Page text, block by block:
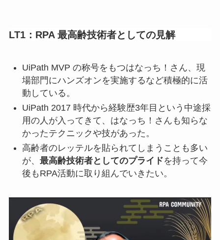
LT1：RPA 最高齢技術者としての見解
UiPath MVP の称号をもつはなっち！さん、現
場部門にハンズオンを実施するなど積極的に活
動している。
UiPath 2017 時代から経験歴3年目という中途採
用の人が入ってきて、はなっち！さんも知らな
かったテクニックや技があった。
高齢者のレッテルを貼られてしまうことも多い
が、 最高齢技術者としてのプライドを持って今
後もRPA活動に取り組んでいきたい。